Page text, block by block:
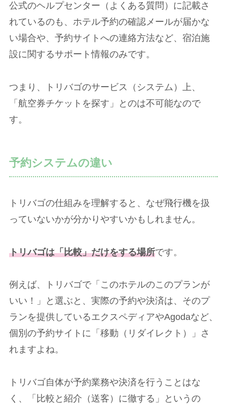
公式のヘルプセンター（よくある質問）に記載さ
れているのも、ホテル予約の確認メールが届かな
い場合や、予約サイトへの連絡方法など、宿泊施
設に関するサポート情報のみです。
つまり、トリバゴのサービス（システム）上、
「航空券チケットを探す」とのは不可能なので
す。
予約システムの違い
トリバゴの仕組みを理解すると、なぜ飛行機を扱
っていないかが分かりやすいかもしれません。
トリバゴは「比較」だけをする場所です。
例えば、トリバゴで「このホテルのこのプランが
いい！」と選ぶと、実際の予約や決済は、そのプ
ランを提供しているエクスペディアやAgodaなど、
個別の予約サイトに「移動（リダイレクト）」さ
れますよね。
トリバゴ自体が予約業務や決済を行うことはな
く、「比較と紹介（送客）に徹する」というの